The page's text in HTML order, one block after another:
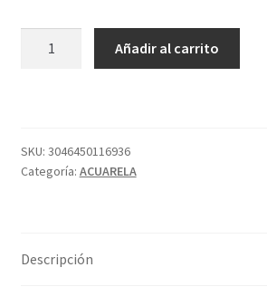
SENNELIER
cantidad
Añadir al carrito
SKU: 3046450116936
Categoría: ACUARELA
Descripción